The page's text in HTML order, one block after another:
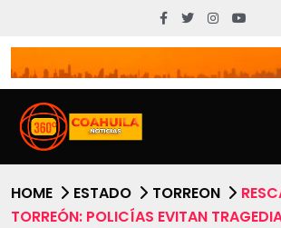
HOME ESTADO TORREON
TORREÓN: POLICÍAS EVITAN